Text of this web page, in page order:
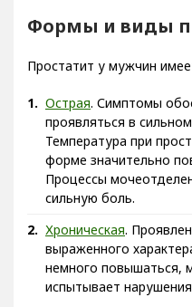
Формы и виды
Простатит у мужчин
Острая. Симптомы
проявляться в
Температура при
форме значительно
Процессы
сильную боль.
Хроническая.
выраженного
немного повышаться,
испытывает